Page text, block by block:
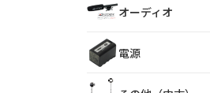
オーディオ
電源